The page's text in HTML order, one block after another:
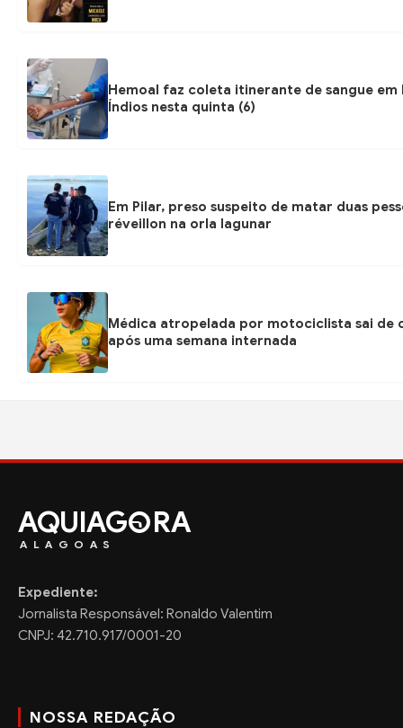
Hemoal faz coleta itinerante de sangue em
Índios nesta quinta (6)
Em Pilar, preso suspeito de matar duas
réveillon na orla lagunar
Médica atropelada por motociclista sai de
após uma semana internada
AQUIAG RA
ALAGOAS
Expediente:
Jornalista Responsável: Ronaldo Valentim
CNPJ: 42.710.917/0001-20
NOSSA REDAÇÃO